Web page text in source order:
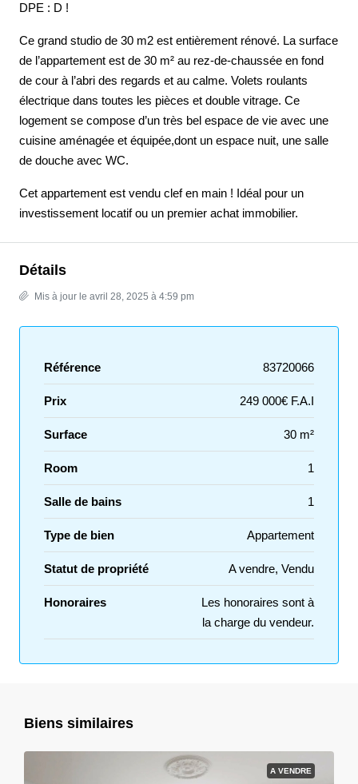
DPE : D !
Ce grand studio de 30 m2 est entièrement rénové. La surface
de l’appartement est de 30 m² au rez-de-chaussée en fond
de cour à l’abri des regards et au calme. Volets roulants
électrique dans toutes les pièces et double vitrage. Ce
logement se compose d’un très bel espace de vie avec une
cuisine aménagée et équipée,dont un espace nuit, une salle
de douche avec WC.
Cet appartement est vendu clef en main ! Idéal pour un
investissement locatif ou un premier achat immobilier.
Détails
Mis à jour le avril 28, 2025 à 4:59 pm
Référence 83720066
Prix 249 000€ F.A.I
Surface 30 m²
Room 1
Salle de bains 1
Type de bien Appartement
Statut de propriété A vendre, Vendu
Honoraires
Les honoraires sont à
la charge du vendeur.
Biens similaires
A VENDRE